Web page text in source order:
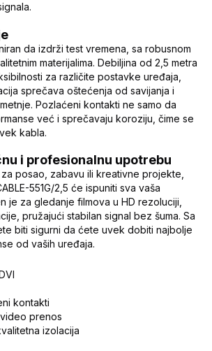
da izdrži test vremena, sa robusnom
materijalima. Debiljina od 2,5 metra
za različite postavke uređaja,
sprečava oštećenja od savijanja i
Pozlaćeni kontakti ne samo da
već i sprečavaju koroziju, čime se
kabla.
i profesionalnu upotrebu
posao, zabavu ili kreativne projekte,
551G/2,5 će ispuniti sva vaša
je za gledanje filmova u HD rezoluciji,
pružajući stabilan signal bez šuma. Sa
biti sigurni da ćete uvek dobiti najbolje
od vaših uređaja.
kontakti
prenos
izolacija